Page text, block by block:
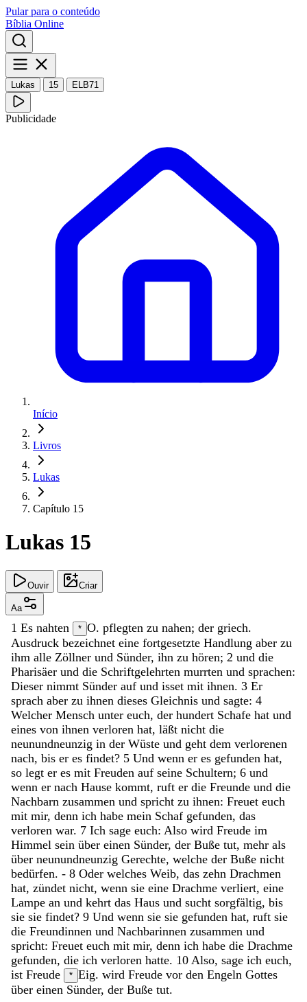
Pular para o conteúdo
Bíblia Online
Lukas 15 ELB71
Publicidade
Início
Livros
Lukas
Capítulo 15
Lukas 15
Ouvir Criar
Aa
1 Es nahten * O. pflegten zu nahen; der griech.
Ausdruck bezeichnet eine fortgesetzte Handlung aber zu
ihm alle Zöllner und Sünder, ihn zu hören; 2 und die
Pharisäer und die Schriftgelehrten murrten und sprachen:
Dieser nimmt Sünder auf und isset mit ihnen. 3 Er
sprach aber zu ihnen dieses Gleichnis und sagte: 4
Welcher Mensch unter euch, der hundert Schafe hat und
eines von ihnen verloren hat, läßt nicht die
neunundneunzig in der Wüste und geht dem verlorenen
nach, bis er es findet? 5 Und wenn er es gefunden hat,
so legt er es mit Freuden auf seine Schultern; 6 und
wenn er nach Hause kommt, ruft er die Freunde und die
Nachbarn zusammen und spricht zu ihnen: Freuet euch
mit mir, denn ich habe mein Schaf gefunden, das
verloren war. 7 Ich sage euch: Also wird Freude im
Himmel sein über einen Sünder, der Buße tut, mehr als
über neunundneunzig Gerechte, welche der Buße nicht
bedürfen. - 8 Oder welches Weib, das zehn Drachmen
hat, zündet nicht, wenn sie eine Drachme verliert, eine
Lampe an und kehrt das Haus und sucht sorgfältig, bis
sie sie findet? 9 Und wenn sie sie gefunden hat, ruft sie
die Freundinnen und Nachbarinnen zusammen und
spricht: Freuet euch mit mir, denn ich habe die Drachme
gefunden, die ich verloren hatte. 10 Also, sage ich euch,
ist Freude * Eig. wird Freude vor den Engeln Gottes
über einen Sünder, der Buße tut.